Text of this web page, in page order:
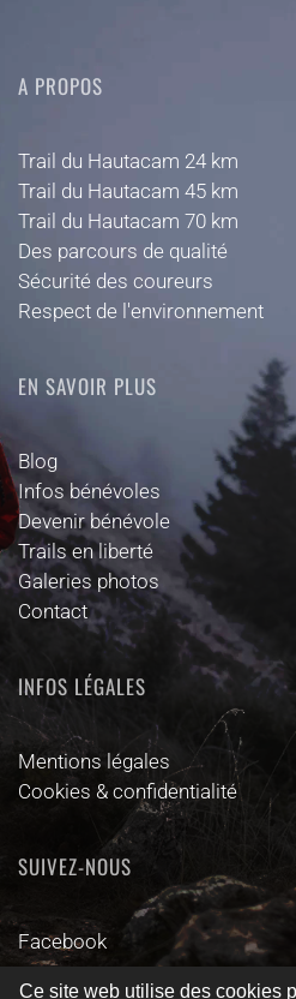
A PROPOS
Trail du Hautacam 24 km
Trail du Hautacam 45 km
Trail du Hautacam 70 km
Des parcours de qualité
Sécurité des coureurs
Respect de l'environnement
EN SAVOIR PLUS
Blog
Infos bénévoles
Devenir bénévole
Trails en liberté
Galeries photos
Contact
INFOS LÉGALES
Mentions légales
Cookies & confidentialité
SUIVEZ-NOUS
Facebook
Ce site web utilise des cookies